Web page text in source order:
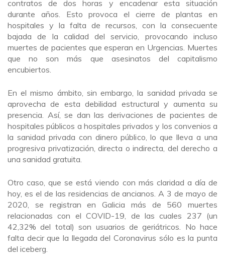
contratos de dos horas y encadenar esta situación
durante años. Esto provoca el cierre de plantas en
hospitales y la falta de recursos, con la consecuente
bajada de la calidad del servicio, provocando incluso
muertes de pacientes que esperan en Urgencias. Muertes
que no son más que asesinatos del capitalismo
encubiertos.
En el mismo ámbito, sin embargo, la sanidad privada se
aprovecha de esta debilidad estructural y aumenta su
presencia. Así, se dan las derivaciones de pacientes de
hospitales públicos a hospitales privados y los convenios a
la sanidad privada con dinero público, lo que lleva a una
progresiva privatización, directa o indirecta, del derecho a
una sanidad gratuita.
Otro caso, que se está viendo con más claridad a día de
hoy, es el de las residencias de ancianos. A 3 de mayo de
2020, se registran en Galicia más de 560 muertes
relacionadas con el COVID-19, de las cuales 237 (un
42,32% del total) son usuarios de geriátricos. No hace
falta decir que la llegada del Coronavirus sólo es la punta
del iceberg.